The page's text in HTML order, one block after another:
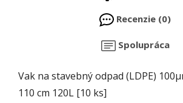
Recenzie (0)
Spolupráca
Vak na stavebný odpad (LDPE)
110 cm 120L [10 ks]